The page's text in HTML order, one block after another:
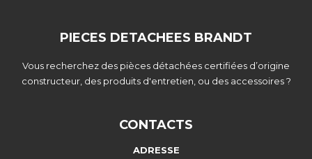
PIECES DETACHEES BRANDT
Vous recherchez des pièces détachées certifiées d’origine
constructeur, des produits d'entretien, ou des accessoires ?
CONTACTS
ADRESSE